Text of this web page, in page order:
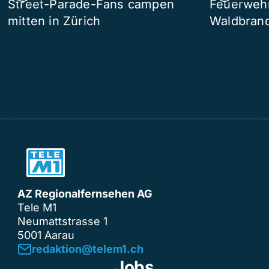
Street-Parade-Fans campen
mitten in Zürich
AZ Regionalfernsehen AG
Tele M1
Neumattstrasse 1
5001 Aarau
redaktion@telem1.ch